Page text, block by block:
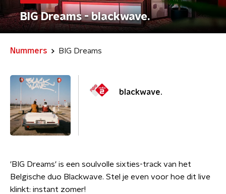
BIG Dreams - blackwave.
Nummers BIG Dreams
blackwave.
'BIG Dreams' is een soulvolle sixties-track van het
Belgische duo Blackwave. Stel je even voor hoe dit live
klinkt: instant zomer!